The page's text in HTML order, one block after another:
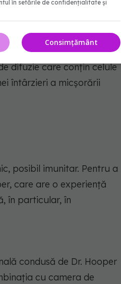
de zeci de ani,
acestei forme d ecancer.
glioblastomului mai
preclinice și un
difuzie care conțin celule
întârzieri a micșorării
posibil imunitar. Pentru a
care are o experiență
în particular, în
condusă de Dr. Hooper
cu camera de
în setările de confidențialitate și
Consimțământ